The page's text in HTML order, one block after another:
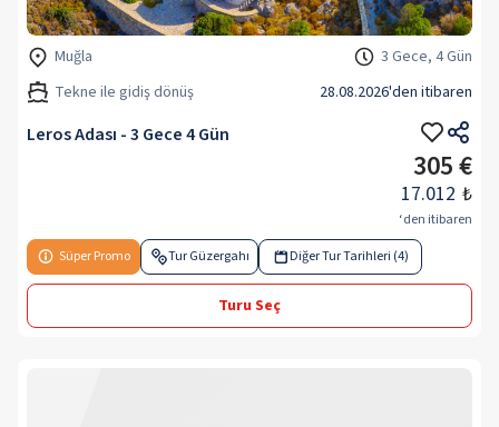
Muğla
3 Gece, 4 Gün
Tekne ile gidiş dönüş
28.08.2026'den itibaren
Leros Adası - 3 Gece 4 Gün
305 €
17.012 ₺
‘den itibaren
Süper Promo
Tur Güzergahı Diğer Tur Tarihleri (4)
Turu Seç